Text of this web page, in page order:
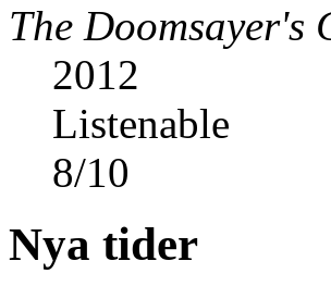
The Doomsayer's
2012
Listenable
8/10
Nya tider